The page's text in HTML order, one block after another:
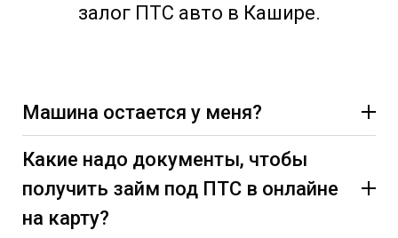
залог ПТС авто в Кашире.
Машина остается у меня?
Какие надо документы, чтобы
получить займ под ПТС в онлайне
на карту?